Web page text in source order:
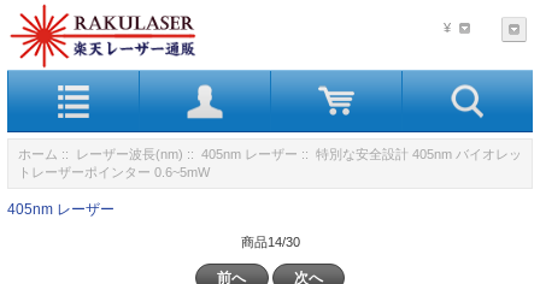
¥
ホーム :: レーザー波長(nm) :: 405nm レーザー :: 特別な安全設計 405nm バイオレッ
トレーザーポインター 0.6~5mW
405nm レーザー
商品14/30
前へ 次へ